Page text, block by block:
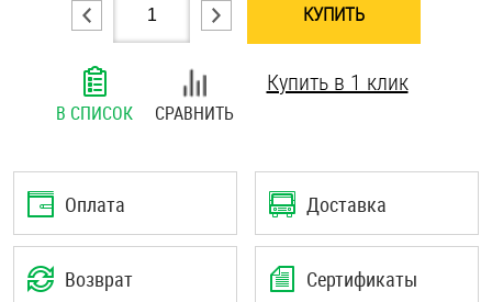
КУПИТЬ
В СПИСОК СРАВНИТЬ
Купить в 1 клик
Оплата Доставка
Возврат Сертификаты